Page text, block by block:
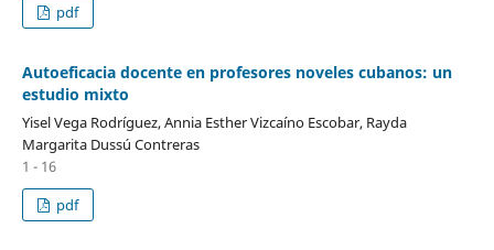
pdf
Autoeficacia docente en profesores noveles cubanos: un
estudio mixto
Yisel Vega Rodríguez, Annia Esther Vizcaíno Escobar, Rayda
Margarita Dussú Contreras
1 - 16
pdf